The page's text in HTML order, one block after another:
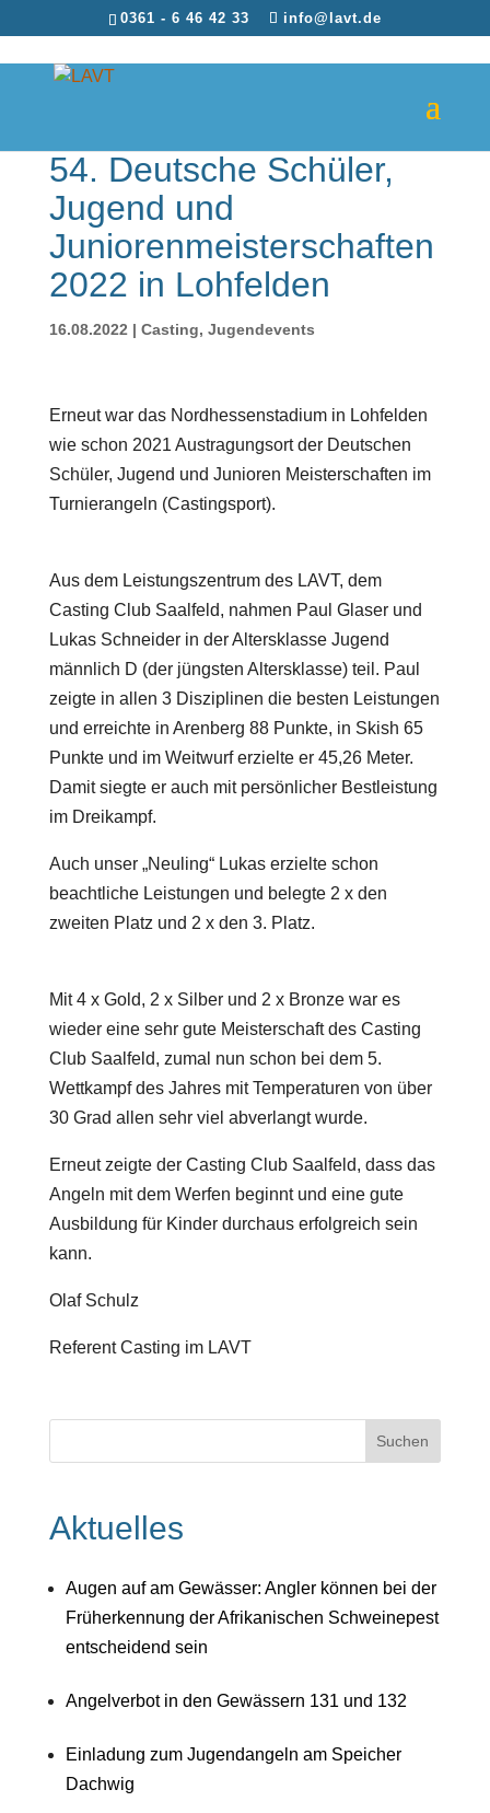
0361 - 6 46 42 33 info@lavt.de
54. Deutsche Schüler,
Jugend und
Juniorenmeisterschaften
2022 in Lohfelden
16.08.2022 | Casting, Jugendevents
Erneut war das Nordhessenstadium in Lohfelden
wie schon 2021 Austragungsort der Deutschen
Schüler, Jugend und Junioren Meisterschaften im
Turnierangeln (Castingsport).
Aus dem Leistungszentrum des LAVT, dem
Casting Club Saalfeld, nahmen Paul Glaser und
Lukas Schneider in der Altersklasse Jugend
männlich D (der jüngsten Altersklasse) teil. Paul
zeigte in allen 3 Disziplinen die besten Leistungen
und erreichte in Arenberg 88 Punkte, in Skish 65
Punkte und im Weitwurf erzielte er 45,26 Meter.
Damit siegte er auch mit persönlicher Bestleistung
im Dreikampf.
Auch unser „Neuling“ Lukas erzielte schon
beachtliche Leistungen und belegte 2 x den
zweiten Platz und 2 x den 3. Platz.
Mit 4 x Gold, 2 x Silber und 2 x Bronze war es
wieder eine sehr gute Meisterschaft des Casting
Club Saalfeld, zumal nun schon bei dem 5.
Wettkampf des Jahres mit Temperaturen von über
30 Grad allen sehr viel abverlangt wurde.
Erneut zeigte der Casting Club Saalfeld, dass das
Angeln mit dem Werfen beginnt und eine gute
Ausbildung für Kinder durchaus erfolgreich sein
kann.
Olaf Schulz
Referent Casting im LAVT
Aktuelles
Augen auf am Gewässer: Angler können bei der
Früherkennung der Afrikanischen Schweinepest
entscheidend sein
Angelverbot in den Gewässern 131 und 132
Einladung zum Jugendangeln am Speicher
Dachwig